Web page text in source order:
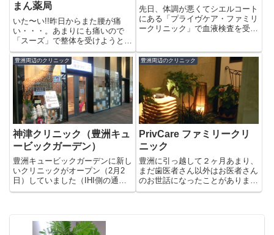
まん薬局
いた〜い!!昨日からまた腰が痛
い・・・。あまりにも痛いので
「スーズ」で整体を受けようと思
ったら営業しているのは水曜〜土
曜まで(^_^;)仕方がないので近く
の東京フロントコート・クリニッ
クステーションの「とよす整形外
科」に行ってみることにしま...
先日、体調が悪くてシエルコート
にある「プライヴケア・ファミリ
ークリニック」で血液検査を受け
良になっているようでした。治療
には、身体をほぐすのも良いと言
うことで吉野家があるトヨスピ...
豊洲周辺のクリニック
神津クリニック（豊洲キュ
ービックガーデン）
豊洲キュービックガーデンに新し
いクリニックがオープン（2月2
日）していました（IHI側の通り
です）おや？院内を見てみると巨
たいですね。巨大なぬいぐるみの
せいで一瞬、小児科かと思ったの
豊洲周辺のクリニック
PrivCare ファミリークリ
ニック
豊洲に引っ越して２ヶ月あまり、
まだ歯医者さん以外はお医者さん
のお世話になったことがありませ
んでした。数日前、珍しく猛ダッ